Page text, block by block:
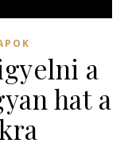
a
hat a